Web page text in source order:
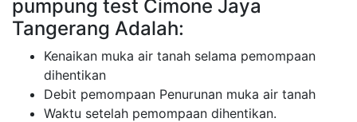
pumpung test Cimone Jaya
Tangerang Adalah:
Kenaikan muka air tanah selama pemompaan
dihentikan
Debit pemompaan Penurunan muka air tanah
Waktu setelah pemompaan dihentikan.